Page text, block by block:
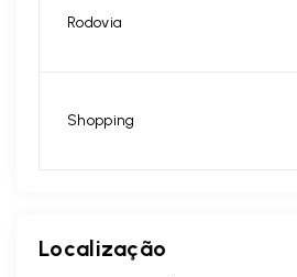
Rodovia
Shopping
Localização